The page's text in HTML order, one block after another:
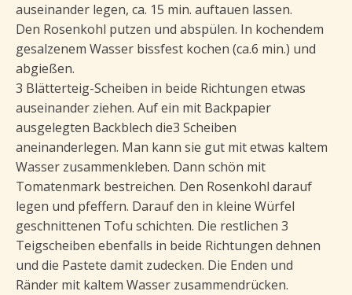
auseinander legen, ca. 15 min. auftauen lassen.
Den Rosenkohl putzen und abspülen. In kochendem
gesalzenem Wasser bissfest kochen (ca.6 min.) und
abgießen.
3 Blätterteig-Scheiben in beide Richtungen etwas
auseinander ziehen. Auf ein mit Backpapier
ausgelegten Backblech die3 Scheiben
aneinanderlegen. Man kann sie gut mit etwas kaltem
Wasser zusammenkleben. Dann schön mit
Tomatenmark bestreichen. Den Rosenkohl darauf
legen und pfeffern. Darauf den in kleine Würfel
geschnittenen Tofu schichten. Die restlichen 3
Teigscheiben ebenfalls in beide Richtungen dehnen
und die Pastete damit zudecken. Die Enden und
Ränder mit kaltem Wasser zusammendrücken.